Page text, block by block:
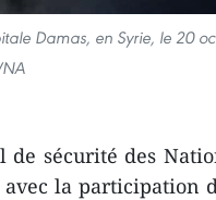
Damas, en Syrie, le 20
de sécurité des
la participation